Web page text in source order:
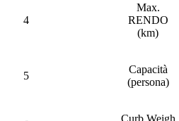
4
Max.
RENDO
(km)
5
Capacità
(persona)
Curb Weigh